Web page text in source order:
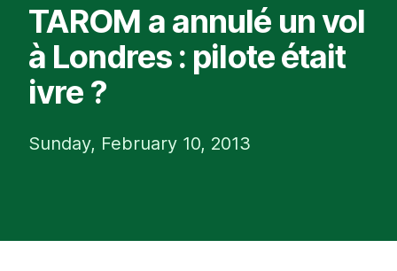
TAROM a annulé un vol
à Londres : pilote était
ivre ?
Sunday, February 10, 2013